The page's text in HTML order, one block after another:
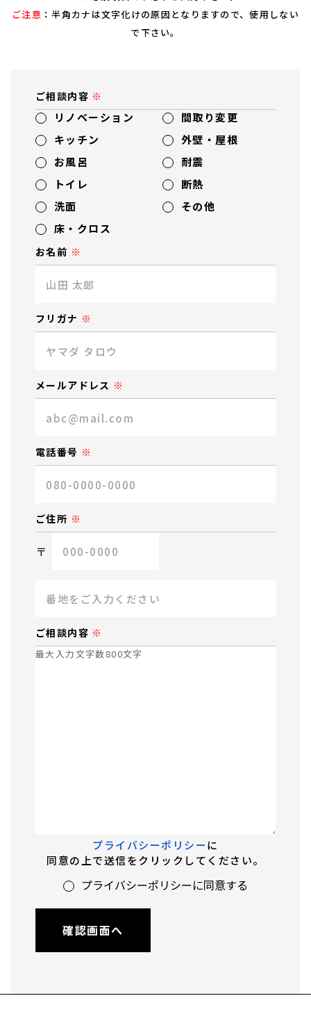
ご注意 ：半角カナは文字化けの原因となりますので、使用しない
で下さい。
ご相談内容
リノベーション
キッチン
お風呂
トイレ
洗面
床・クロス
間取り変更
外壁・屋根
耐震
断熱
その他
お名前
フリガナ
メールアドレス
電話番号
ご住所
〒
ご相談内容
最大入力文字数800文字
プライバシーポリシーに
同意の上で送信をクリックしてください。
プライバシーポリシーに同意する